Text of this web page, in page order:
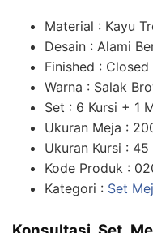
Material : Kayu
Desain : Alami
Finished : Closed
Warna : Salak
Set : 6 Kursi + 1
Ukuran Meja :
Ukuran Kursi :
Kode Produk :
Kategori : Set